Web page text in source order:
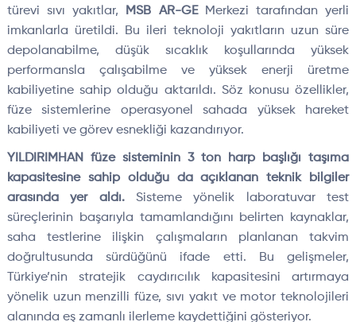
türevi sıvı yakıtlar,
MSB AR-GEMerkezi tarafından yerli
imkanlarla üretildi. Bu ileri teknoloji yakıtların uzun süre
depolanabilme, düşük sıcaklık koşullarında yüksek
performansla çalışabilme ve yüksek enerji üretme
kabiliyetine sahip olduğu aktarıldı. Söz konusu özellikler,
füze sistemlerine operasyonel sahada yüksek hareket
kabiliyeti ve görev esnekliği kazandırıyor.
YILDIRIMHAN füze sisteminin 3 ton harp başlığı taşıma
kapasitesine sahip olduğu da açıklanan teknik bilgiler
arasında yer aldı.Sisteme yönelik laboratuvar test
süreçlerinin başarıyla tamamlandığını belirten kaynaklar,
saha testlerine ilişkin çalışmaların planlanan takvim
doğrultusunda sürdüğünü ifade etti. Bu gelişmeler,
Türkiye’nin stratejik caydırıcılık kapasitesini artırmaya
yönelik uzun menzilli füze, sıvı yakıt ve motor teknolojileri
alanında eş zamanlı ilerleme kaydettiğini gösteriyor.